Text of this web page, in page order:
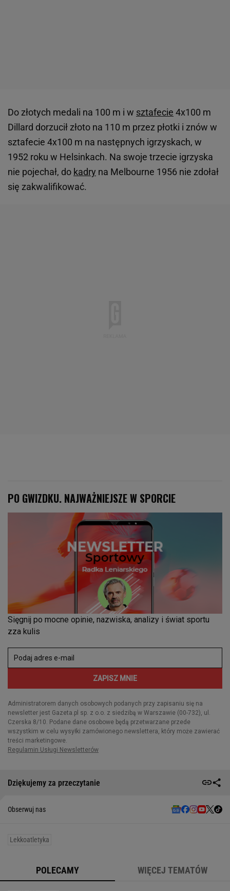
Do złotych medali na 100 m i w sztafecie 4x100 m
Dillard dorzucił złoto na 110 m przez płotki i znów w
sztafecie 4x100 m na następnych igrzyskach, w
1952 roku w Helsinkach. Na swoje trzecie igrzyska
nie pojechał, do kadry na Melbourne 1956 nie zdołał
się zakwalifikować.
Dziękujemy za przeczytanie
Obserwuj nas
Lekkoatletyka
POLECAMY WIĘCEJ TEMATÓW